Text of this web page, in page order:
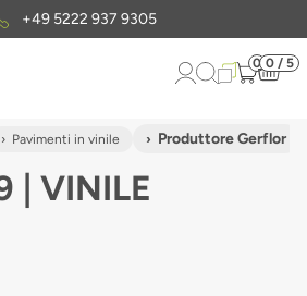
di campionigratuiti
0 0 / 5
Pavimenti in vinile Produttore Gerflor
| VINILE